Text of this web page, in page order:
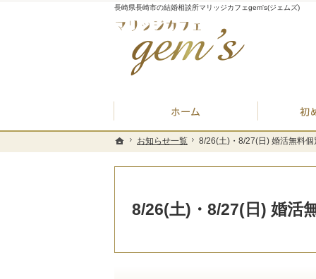
ホーム
お知らせ一覧 8/26(土)・8/27(日) 婚活無料
8/26(土)・8/27(日) 婚
長崎県長崎市の結婚相談所マリッジカフェgem's(ジェムズ)
ホーム
お知らせ一覧 8/26(土)・8/27(日) 婚活無料